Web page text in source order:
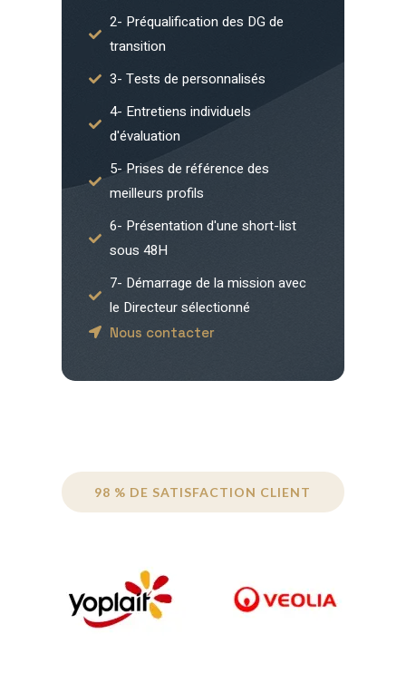
2- Préqualification des DG de
transition
3- Tests de personnalisés
4- Entretiens individuels
d'évaluation
5- Prises de référence des
meilleurs profils
6- Présentation d'une short-list
sous 48H
7- Démarrage de la mission avec
le Directeur sélectionné
Nous contacter
98 % DE SATISFACTION CLIENT